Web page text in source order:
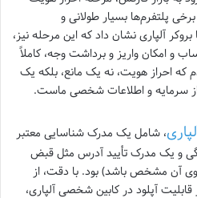
پلتفرم‌ها بسیار طولانی و
آلپاری نشان داد که این مرحله نیز،
و امکان واریز و برداشت وجه، کاملاً
احراز هویت، نه یک مانع، بلکه یک
سرمایه و اطلاعات شخصی ماست.
، شامل یک مدرک شناسایی معتبر
و یک مدرک تأیید آدرس مثل قبض
آن مشخص باشد) بود. با دقت، از
آپلود در کابین شخصی آلپاری،